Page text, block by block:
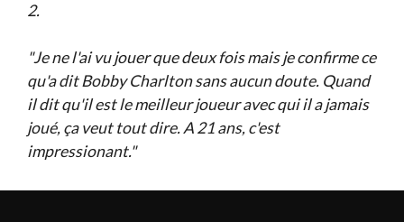
2.
"Je ne l'ai vu jouer que deux fois mais je confirme ce
qu'a dit Bobby Charlton sans aucun doute. Quand
il dit qu'il est le meilleur joueur avec qui il a jamais
joué, ça veut tout dire. A 21 ans, c'est
impressionant."